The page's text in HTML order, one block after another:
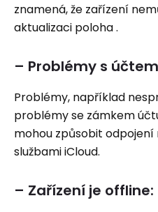
znamená, že zařízení
aktualizaci poloha .
– Problémy s
Problémy, například
problémy se zámkem
mohou způsobit odpojení
službami iCloud.
– Zařízení je offline: